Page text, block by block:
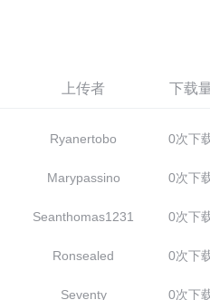
上传者 下载
Ryanertobo 0次下
Marypassino 0次下
Seanthomas1231 0次下
Ronsealed 0次下
Seventy 0次下